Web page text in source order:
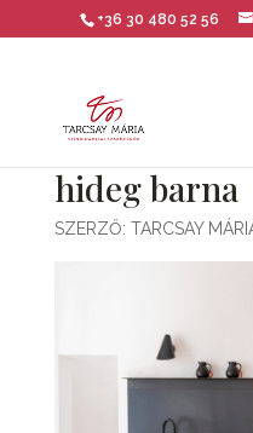
+36 30 480 52 56
hideg barna
SZERZŐ: TARCSAY